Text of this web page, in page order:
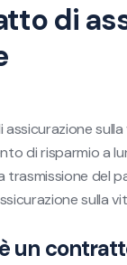
di
di risparmio a
trasmissione del
sulla
un